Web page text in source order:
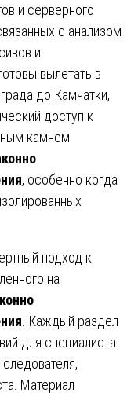
и серверного
с анализом
и
вылетать в
до Камчатки,
доступ к
камнем
, особенно когда
подход к
на
. Каждый раздел
для специалиста
Материал